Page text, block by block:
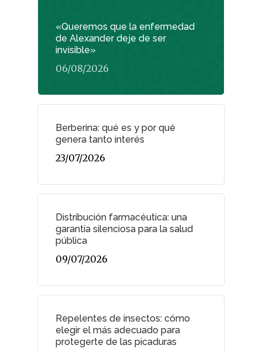
«Queremos que la enfermedad
de Alexander deje de ser
invisible»
06/08/2026
Berberina: qué es y por qué
genera tanto interés
23/07/2026
Distribución farmacéutica: una
garantía silenciosa para la salud
pública
09/07/2026
Repelentes de insectos: cómo
elegir el más adecuado para
protegerte de las picaduras